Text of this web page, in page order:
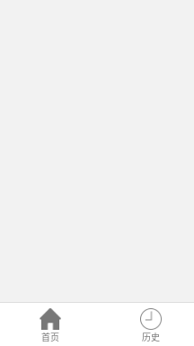
首页 历史